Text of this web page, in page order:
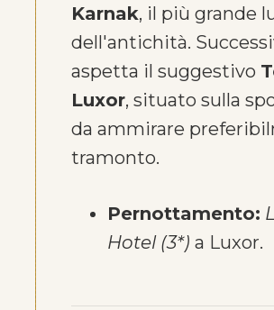
Karnak, il più grande
dell'antichità.
aspetta il suggestivo
Luxor, situato sulla
da ammirare
tramonto.
Pernottamento:
Hotel (3*) a Luxor.